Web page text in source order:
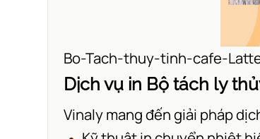
Bo-Tach-thuy-tinh-cafe-
Dịch vụ in Bộ tách ly
Vinaly mang đến giải pháp